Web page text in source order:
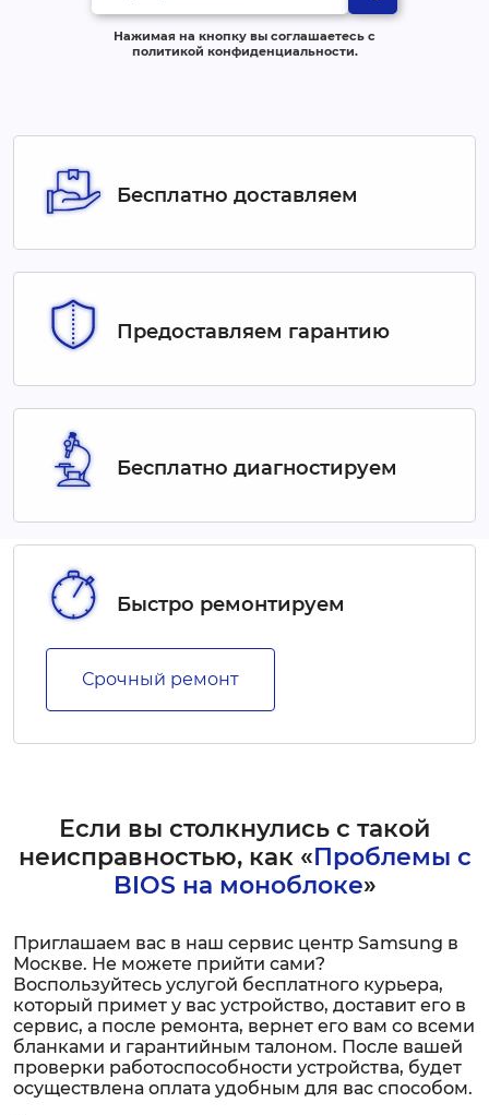
Нажимая на кнопку вы соглашаетесь с
политикой конфиденциальности.
Бесплатно доставляем
Предоставляем гарантию
Бесплатно диагностируем
Быстро ремонтируем
Срочный ремонт
Если вы столкнулись с такой
неисправностью, как «Проблемы с
BIOS на моноблоке»
Приглашаем вас в наш сервис центр Samsung в
Москве. Не можете прийти сами?
Воспользуйтесь услугой бесплатного курьера,
который примет у вас устройство, доставит его в
сервис, а после ремонта, вернет его вам со всеми
бланками и гарантийным талоном. После вашей
проверки работоспособности устройства, будет
осуществлена оплата удобным для вас способом.